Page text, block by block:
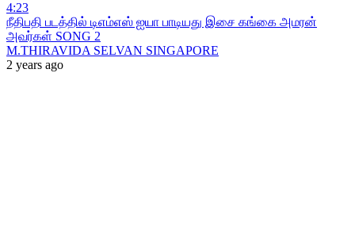
4:23
நீதிபதி படத்தில் டிஎம்எஸ் ஐயா பாடியது இசை கங்கை அமரன்
அவர்கள் SONG 2
M.THIRAVIDA SELVAN SINGAPORE
2 years ago